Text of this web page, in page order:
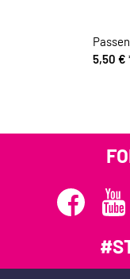
5,50 €